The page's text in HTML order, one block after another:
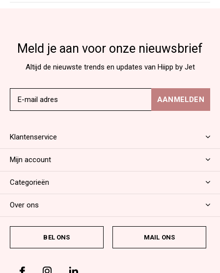
Meld je aan voor onze nieuwsbrief
Altijd de nieuwste trends en updates van Hiipp by Jet
AANMELDEN
Klantenservice
Mijn account
Categorieën
Over ons
BEL ONS MAIL ONS